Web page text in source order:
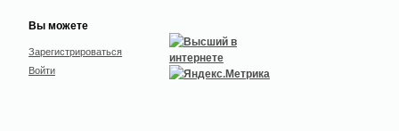
Вы можете
Зарегистрироваться
Войти